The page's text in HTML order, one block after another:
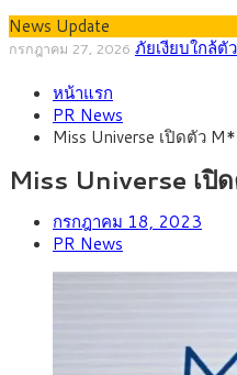
News Update
กรกฎาคม 27, 2026 กรุงศรี คาดเ
สิงหาคม 4, 2026
สิงหาคม 3, 2026 กรุงศรี คาดเงิน
สิงหาคม 1, 2026 “เอกนิติ” เปิดเ
กรกฎาคม 27, 2026 ภัยเงียบใกล้
หน้าแรก
PR News
Miss Universe เปิดตัว
Miss Universe เปิ
กรกฎาคม 18, 2023
PR News